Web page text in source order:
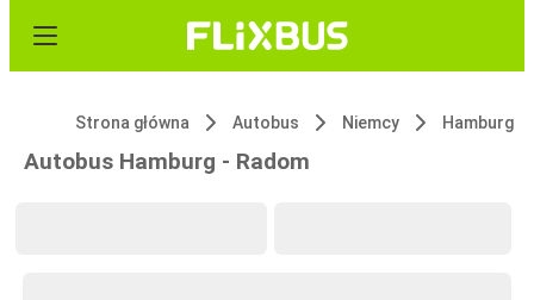
Strona główna Autobus Niemcy Hamburg
Autobus Hamburg - Radom